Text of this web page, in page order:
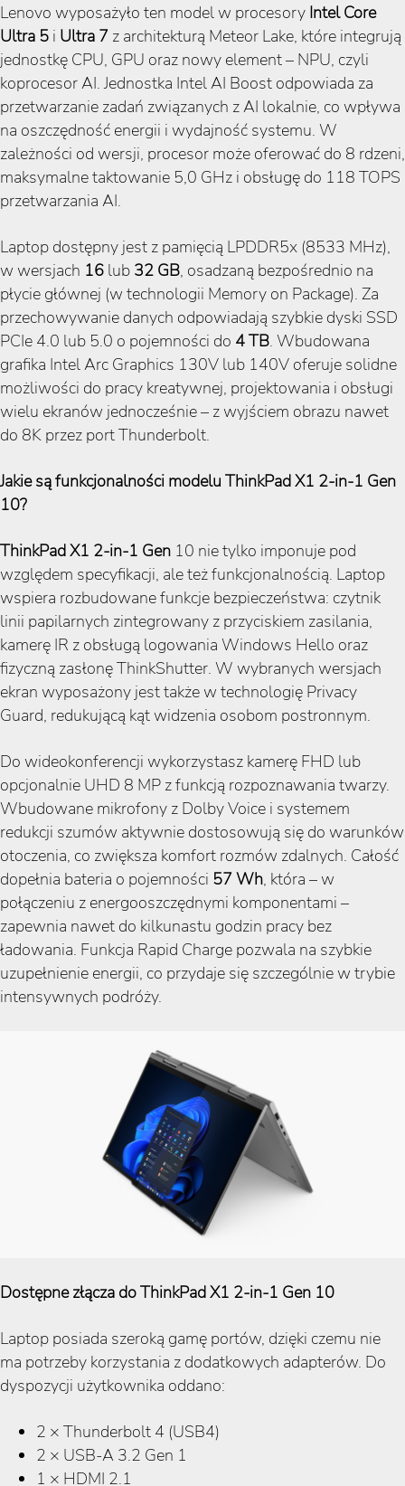
Lenovo wyposażyło ten model w procesory Intel Core
Ultra 5 i Ultra 7 z architekturą Meteor Lake, które integrują
jednostkę CPU, GPU oraz nowy element – NPU, czyli
koprocesor AI. Jednostka Intel AI Boost odpowiada za
przetwarzanie zadań związanych z AI lokalnie, co wpływa
na oszczędność energii i wydajność systemu. W
zależności od wersji, procesor może oferować do 8 rdzeni,
maksymalne taktowanie 5,0 GHz i obsługę do 118 TOPS
przetwarzania AI.
Laptop dostępny jest z pamięcią LPDDR5x (8533 MHz),
w wersjach 16 lub 32 GB, osadzaną bezpośrednio na
płycie głównej (w technologii Memory on Package). Za
przechowywanie danych odpowiadają szybkie dyski SSD
PCIe 4.0 lub 5.0 o pojemności do 4 TB. Wbudowana
grafika Intel Arc Graphics 130V lub 140V oferuje solidne
możliwości do pracy kreatywnej, projektowania i obsługi
wielu ekranów jednocześnie – z wyjściem obrazu nawet
do 8K przez port Thunderbolt.
Jakie są funkcjonalności modelu ThinkPad X1 2-in-1 Gen
10?
ThinkPad X1 2-in-1 Gen 10 nie tylko imponuje pod
względem specyfikacji, ale też funkcjonalnością. Laptop
wspiera rozbudowane funkcje bezpieczeństwa: czytnik
linii papilarnych zintegrowany z przyciskiem zasilania,
kamerę IR z obsługą logowania Windows Hello oraz
fizyczną zasłonę ThinkShutter. W wybranych wersjach
ekran wyposażony jest także w technologię Privacy
Guard, redukującą kąt widzenia osobom postronnym.
Do wideokonferencji wykorzystasz kamerę FHD lub
opcjonalnie UHD 8 MP z funkcją rozpoznawania twarzy.
Wbudowane mikrofony z Dolby Voice i systemem
redukcji szumów aktywnie dostosowują się do warunków
otoczenia, co zwiększa komfort rozmów zdalnych. Całość
dopełnia bateria o pojemności 57 Wh, która – w
połączeniu z energooszczędnymi komponentami –
zapewnia nawet do kilkunastu godzin pracy bez
ładowania. Funkcja Rapid Charge pozwala na szybkie
uzupełnienie energii, co przydaje się szczególnie w trybie
intensywnych podróży.
Dostępne złącza do ThinkPad X1 2-in-1 Gen 10
Laptop posiada szeroką gamę portów, dzięki czemu nie
ma potrzeby korzystania z dodatkowych adapterów. Do
dyspozycji użytkownika oddano:
2 × Thunderbolt 4 (USB4)
2 × USB-A 3.2 Gen 1
1 × HDMI 2.1